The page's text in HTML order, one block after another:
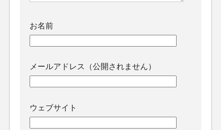
お名前
メールアドレス（公開されません）
ウェブサイト